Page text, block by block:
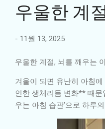
우울한 계
- 11월 13, 2025
우울한 계절, 뇌를 깨우는
겨울이 되면 유난히 아침
인한 생체리듬 변화** 때문
우는 아침 습관’으로 하루